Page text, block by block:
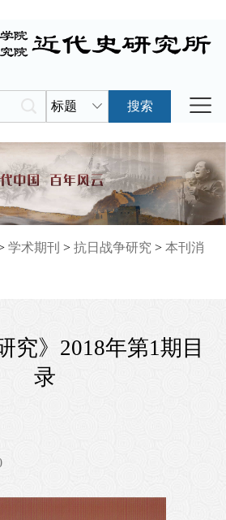
标题 搜索
学术期刊 > 抗日战争研究 > 本刊消
究》2018年第1期目
录